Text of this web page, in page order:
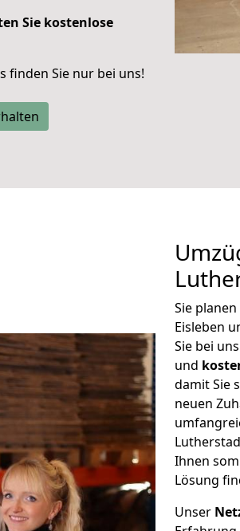
Sie kostenlose
finden Sie nur bei uns!
Sie
Eisleben
Sie bei
und
damit Sie
neuen
Ihnen
Lösung
Unser